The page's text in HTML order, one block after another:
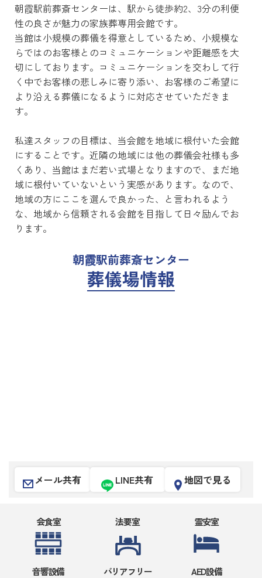
朝霞駅前葬斎センターは、駅から徒歩約2、3分の利便
性の良さが魅力の家族葬専用会館です。
当館は小規模の葬儀を得意としているため、小規模な
らではのお客様とのコミュニケーションや距離感を大
切にしております。コミュニケーションを交わして行
く中でお客様の悲しみに寄り添い、お客様のご希望に
より沿える葬儀になるように対応させていただきま
す。
私達スタッフの目標は、当会館を地域に根付いた会館
にすることです。近隣の地域には他の葬儀会社様も多
くあり、当館はまだ若い式場となりますので、まだ地
域に根付いていないという実感があります。なので、
地域の方にここを選んで良かった、と言われるよう
な、地域から信頼される会館を目指して日々励んでお
ります。
朝霞駅前葬斎センター
葬儀場情報
メール共有 LINE共有 地図で見る
会食室 法要室 霊安室
音響設備 バリアフリー AED設備